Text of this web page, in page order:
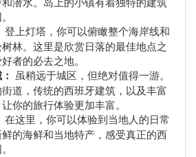
登上灯塔，你可以俯瞰整个海岸线和
林。这里是欣赏日落的最佳地点之
者的必去之地。
虽稍远于城区，但绝对值得一游。
道，传统的西班牙建筑，以及丰富
你的旅行体验更加丰富。
在这里，你可以体验到当地人的日常
的海鲜和当地特产，感受真正的西